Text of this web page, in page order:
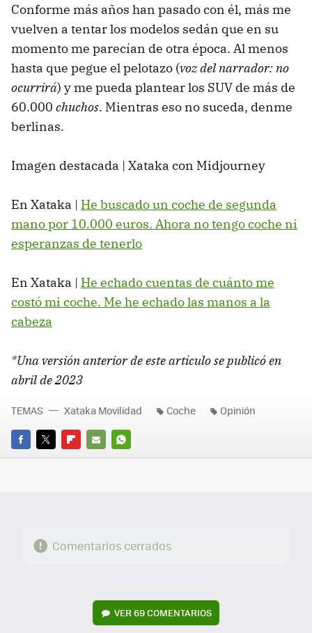
Conforme más años han pasado con él, más me
vuelven a tentar los modelos sedán que en su
momento me parecían de otra época. Al menos
hasta que pegue el pelotazo (voz del narrador: no
ocurrirá) y me pueda plantear los SUV de más de
60.000 chuchos. Mientras eso no suceda, denme
berlinas.
Imagen destacada | Xataka con Midjourney
En Xataka | He buscado un coche de segunda
mano por 10.000 euros. Ahora no tengo coche ni
esperanzas de tenerlo
En Xataka | He echado cuentas de cuánto me
costó mi coche. Me he echado las manos a la
cabeza
*Una versión anterior de este artículo se publicó en
abril de 2023
FACEBOOK
TWITTERFLIPBOARD
E-
WHATSAPP
TEMAS Xataka Movilidad Coche Opinión
Comentarios cerrados
VER69 COMENTARIOS